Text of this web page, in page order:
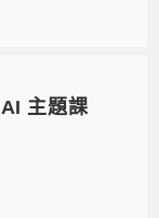
主題課